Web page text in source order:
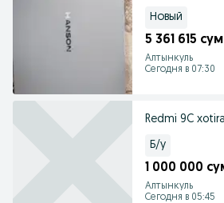
Новый
5 361 615 сум
Алтынкуль
Сегодня в 07:30
Redmi 9C
Б/у
1 000 000
Алтынкуль
Сегодня в 05:45